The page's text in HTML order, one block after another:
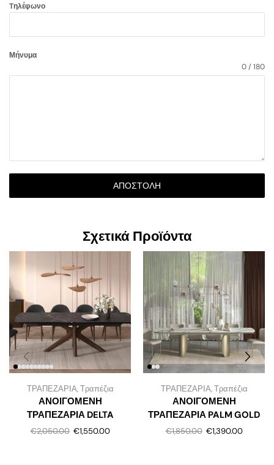
Tηλέφωνο
Μήνυμα
0 / 180
ΑΠΟΣΤΟΛΉ
Σχετικά Προϊόντα
ΤΡΑΠΕΖΑΡΙΑ,Τραπέζια
ΑΝΟΙΓΟΜΕΝΗ
ΤΡΑΠΕΖΑΡΙΑ DELTA
€2,050.00 €1,550.00
ΤΡΑΠΕΖΑΡΙΑ,Τραπέζια
ΑΝΟΙΓΟΜΕΝΗ
ΤΡΑΠΕΖΑΡΙΑ PALM GOLD
€1,850.00 €1,390.00